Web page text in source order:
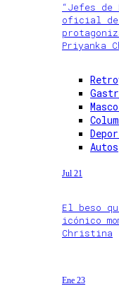
“Jefes
oficial de
Priyanka
Autos
Jul 21
El beso
icónico
Christina
Ene 23